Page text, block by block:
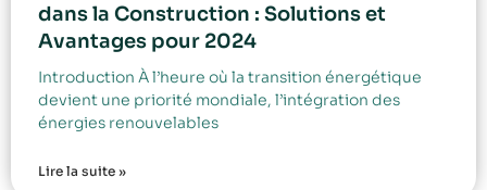
dans la Construction : Solutions et
Avantages pour 2024
Introduction À l’heure où la transition énergétique
devient une priorité mondiale, l’intégration des
énergies renouvelables
Lire la suite »